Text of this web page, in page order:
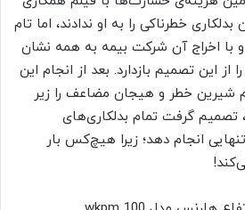
خطرناکی را به او ندادند، اما تام
با اخراج آن شرکت بیمه به همه نشان
از این تصمیم بازدارد. بعد از انجام این
شیرین خطر و هیجان مضاعف را زیر
گرفت تمام بدلکاری‌های
انجام دهد؛ زیرا هیچ‌کس بار